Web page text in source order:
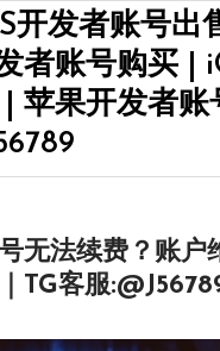
开发者账号出
者账号购买 |
苹果开发者账
无法续费？账户
TG客服